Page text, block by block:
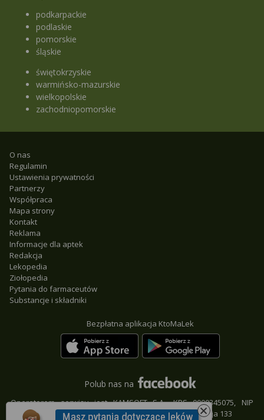
podkarpackie
podlaskie
pomorskie
śląskie
świętokrzyskie
warmińsko-mazurskie
wielkopolskie
zachodniopomorskie
O nas
Regulamin
Ustawienia prywatności
Partnerzy
Współpraca
Mapa strony
Kontakt
Reklama
Informacje dla aptek
Redakcja
Lekopedia
Ziołopedia
Pytania do farmaceutów
Substancje i składniki
Bezpłatna aplikacja KtoMaLek
Polub nas na
Operatorem serwisu jest KAMSOFT S.A., KRS 0000345075, NIP
9542685559, REGON 241371988, 40-235 Katowice, ul. 1 Maja 133